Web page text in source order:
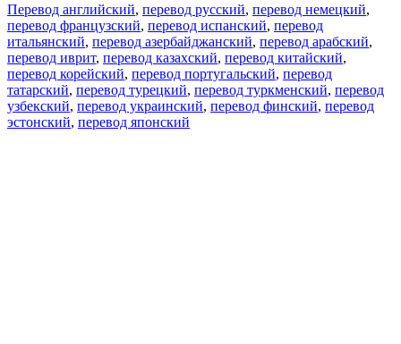
Перевод английский, перевод русский, перевод немецкий,
перевод французский, перевод испанский, перевод
итальянский, перевод азербайджанский, перевод арабский,
перевод иврит, перевод казахский, перевод китайский,
перевод корейский, перевод португальский, перевод
татарский, перевод турецкий, перевод туркменский, перевод
узбекский, перевод украинский, перевод финский, перевод
эстонский, перевод японский